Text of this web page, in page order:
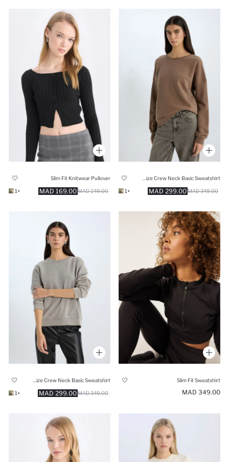
299.00 MAD 349.00 MAD
+1
Slim Fit Knitwear Pullover
169.00 MAD 249.00 MAD
+1
Slim Fit Sweatshirt
349.00 MAD
299.00 MAD 349.00 MAD
+1